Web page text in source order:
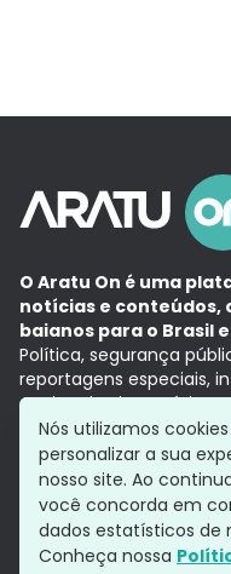
O Aratu On é uma
notícias e conteúdos,
baianos para o Brasil
Política, segurança
reportagens especiais,
Aqui, tudo vira notícia e
com a credibilidade do
Grupo Aratu
Política
Siga-nos
Nós utilizamos
personalizar a sua
nosso site. Ao
você concorda em
dados estatísticos de
Conheça nossa